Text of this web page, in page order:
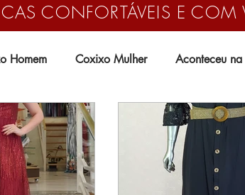
CONFORTÁVEIS E
Homem Coxixo Mulher Aconteceu